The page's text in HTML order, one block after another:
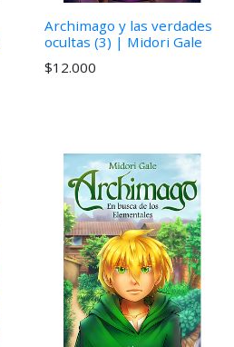
Archimago y las verdades
ocultas (3) | Midori Gale
$12.000